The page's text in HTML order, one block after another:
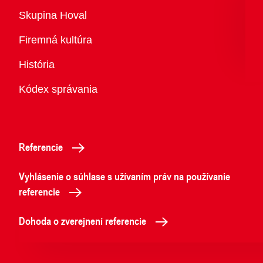
Prehľad
Skupina Hoval
Firemná kultúra
História
Kódex správania
Referencie
Vyhlásenie o súhlase s užívaním práv na používanie
referencie
Dohoda o zverejnení referencie